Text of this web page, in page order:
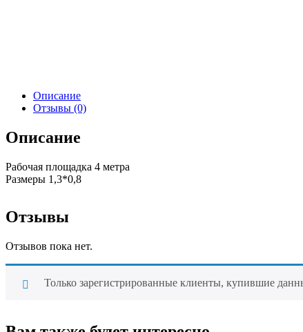
Описание
Отзывы (0)
Описание
Рабочая площадка 4 метра
Размеры 1,3*0,8
Отзывы
Отзывов пока нет.
Только зарегистрированные клиенты, купившие